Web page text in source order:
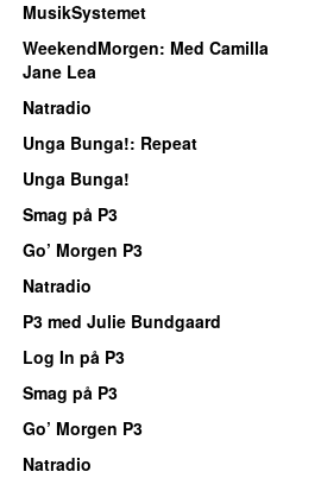
MusikSystemet
WeekendMorgen: Med Camilla
Jane Lea
Natradio
Unga Bunga!: Repeat
Unga Bunga!
Smag på P3
Go’ Morgen P3
Natradio
P3 med Julie Bundgaard
Log In på P3
Smag på P3
Go’ Morgen P3
Natradio